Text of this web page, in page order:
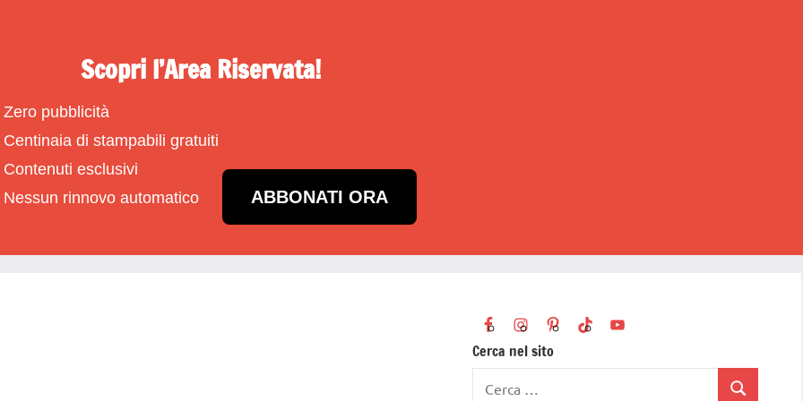
Scopri l’Area Riservata!
Zero pubblicità
Centinaia di stampabili gratuiti
Contenuti esclusivi
Nessun rinnovo automatico
ABBONATI ORA
Cerca nel sito